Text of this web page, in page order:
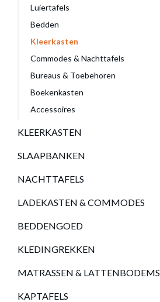
Luiertafels
Bedden
Kleerkasten
Commodes & Nachttafels
Bureaus & Toebehoren
Boekenkasten
Accessoires
KLEERKASTEN
SLAAPBANKEN
NACHTTAFELS
LADEKASTEN & COMMODES
BEDDENGOED
KLEDINGREKKEN
MATRASSEN & LATTENBODEMS
KAPTAFELS